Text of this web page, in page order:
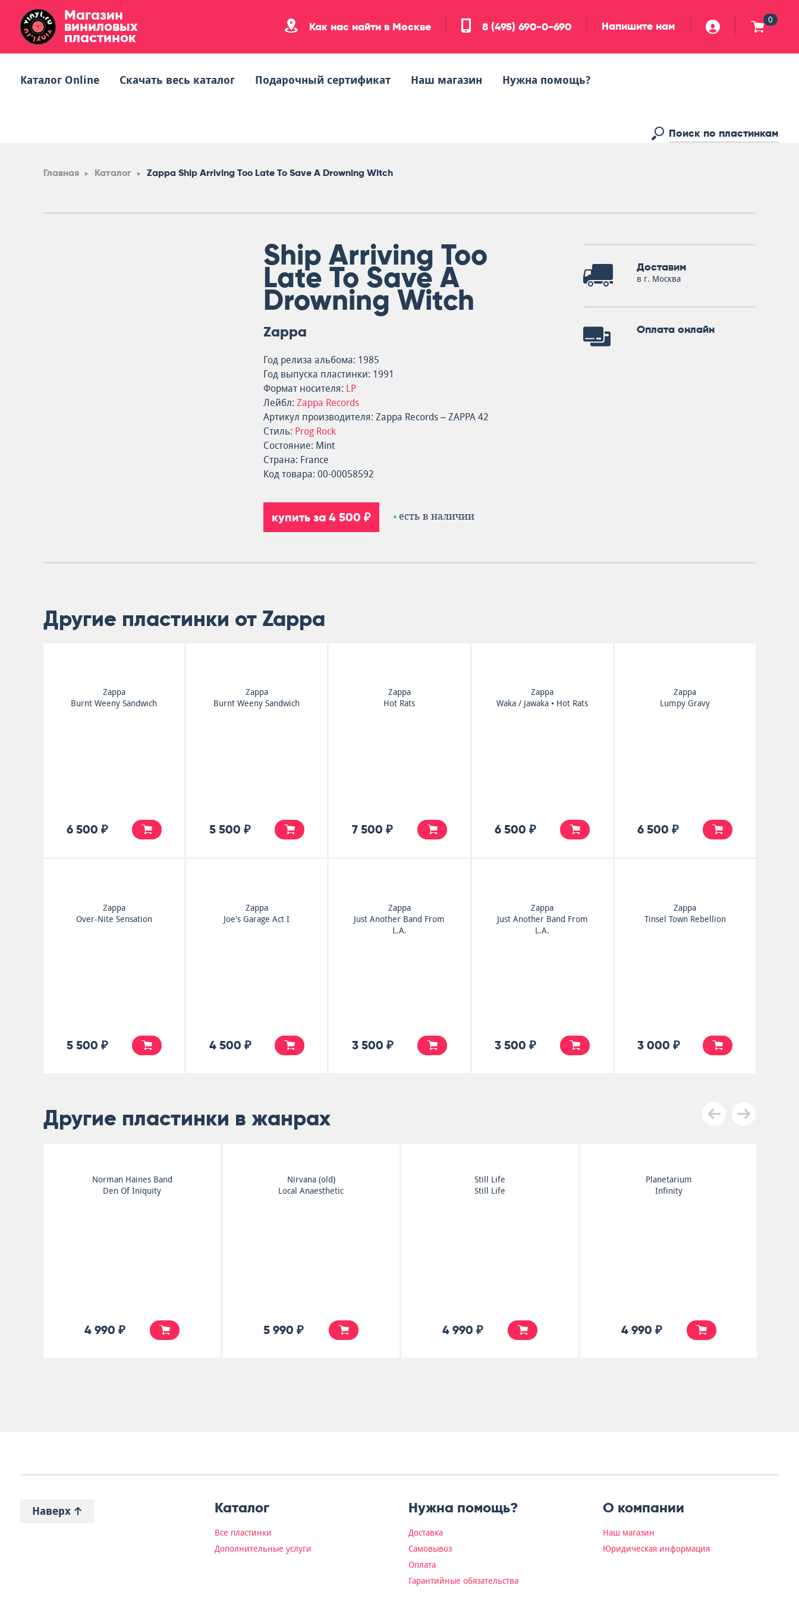
Магазин
виниловых
пластинок
Как нас найти в Москве 8 (495) 690-0-690 Напишите нам 0
Каталог Online Скачать весь каталог Подарочный сертификат Наш магазин Нужна помощь?
Главная Каталог Zappa Ship Arriving Too Late To Save A Drowning Witch
Ship Arriving Too
Late To Save A
Drowning Witch
Zappa
Год релиза альбома: 1985
Год выпуска пластинки: 1991
Формат носителя: LP
Лейбл: Zappa Records
Артикул производителя: Zappa Records – ZAPPA 42
Стиль: Prog Rock
Состояние: Mint
Страна: France
Код товара: 00-00058592
купить за 4 500 ₽ есть в наличии
Доставим
в г. Москва
Оплата онлайн
Другие пластинки от Zappa
Zappa
Burnt Weeny Sandwich
6 500 ₽
Zappa
Burnt Weeny Sandwich
5 500 ₽
Zappa
Hot Rats
7 500 ₽
Zappa
Waka / Jawaka • Hot Rats
6 500 ₽
Zappa
Lumpy Gravy
6 500 ₽
Zappa
Over-Nite Sensation
5 500 ₽
Zappa
Joe's Garage Act I
4 500 ₽
Zappa
Just Another Band From
L.A.
3 500 ₽
Zappa
Just Another Band From
L.A.
3 500 ₽
Zappa
Tinsel Town Rebellion
3 000 ₽
Другие пластинки в жанрах
Norman Haines Band
Den Of Iniquity
4 990 ₽
Nirvana (old)
Local Anaesthetic
5 990 ₽
Still Life
Still Life
4 990 ₽
Planetarium
Infinity
4 990 ₽
Наверх Каталог
Все пластинки
Дополнительные услуги
Нужна помощь?
Доставка
Самовывоз
Оплата
Гарантийные обязательства
О компании
Наш магазин
Юридическая информация